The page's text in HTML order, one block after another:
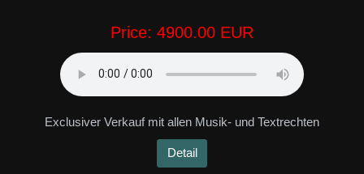
Price: 4900.00 EUR
Exclusiver Verkauf mit allen Musik- und Textrechten
Detail